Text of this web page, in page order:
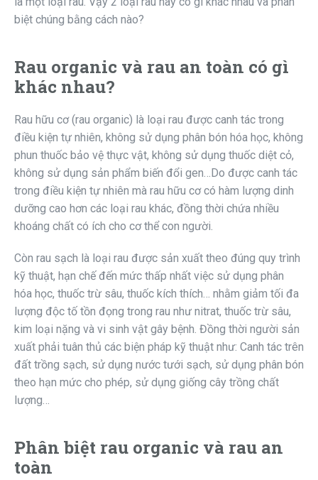
biệt chúng bằng cách nào?
Rau organic và rau an toàn có gì
khác nhau?
Rau hữu cơ (rau organic) là loại rau được canh tác trong
điều kiện tự nhiên, không sử dụng phân bón hóa học, không
phun thuốc bảo vệ thực vật, không sử dụng thuốc diệt cỏ,
không sử dụng sản phẩm biến đổi gen…Do được canh tác
trong điều kiện tự nhiên mà rau hữu cơ có hàm lượng dinh
dưỡng cao hơn các loại rau khác, đồng thời chứa nhiều
khoáng chất có ích cho cơ thể con người.
Còn rau sạch là loại rau được sản xuất theo đúng quy trình
kỹ thuật, hạn chế đến mức thấp nhất việc sử dụng phân
hóa học, thuốc trừ sâu, thuốc kích thích… nhằm giảm tối đa
lượng độc tố tồn đọng trong rau như nitrat, thuốc trừ sâu,
kim loại nặng và vi sinh vật gây bệnh. Đồng thời người sản
xuất phải tuân thủ các biện pháp kỹ thuật như: Canh tác trên
đất trồng sạch, sử dụng nước tưới sạch, sử dụng phân bón
theo hạn mức cho phép, sử dụng giống cây trồng chất
lượng…
Phân biệt rau organic và rau an
toàn